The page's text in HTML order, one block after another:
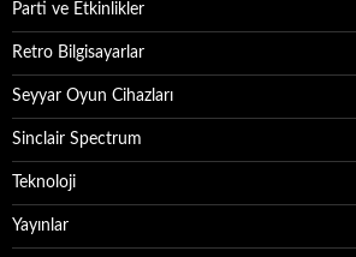
Parti ve Etkinlikler
Retro Bilgisayarlar
Seyyar Oyun Cihazları
Sinclair Spectrum
Teknoloji
Yayınlar